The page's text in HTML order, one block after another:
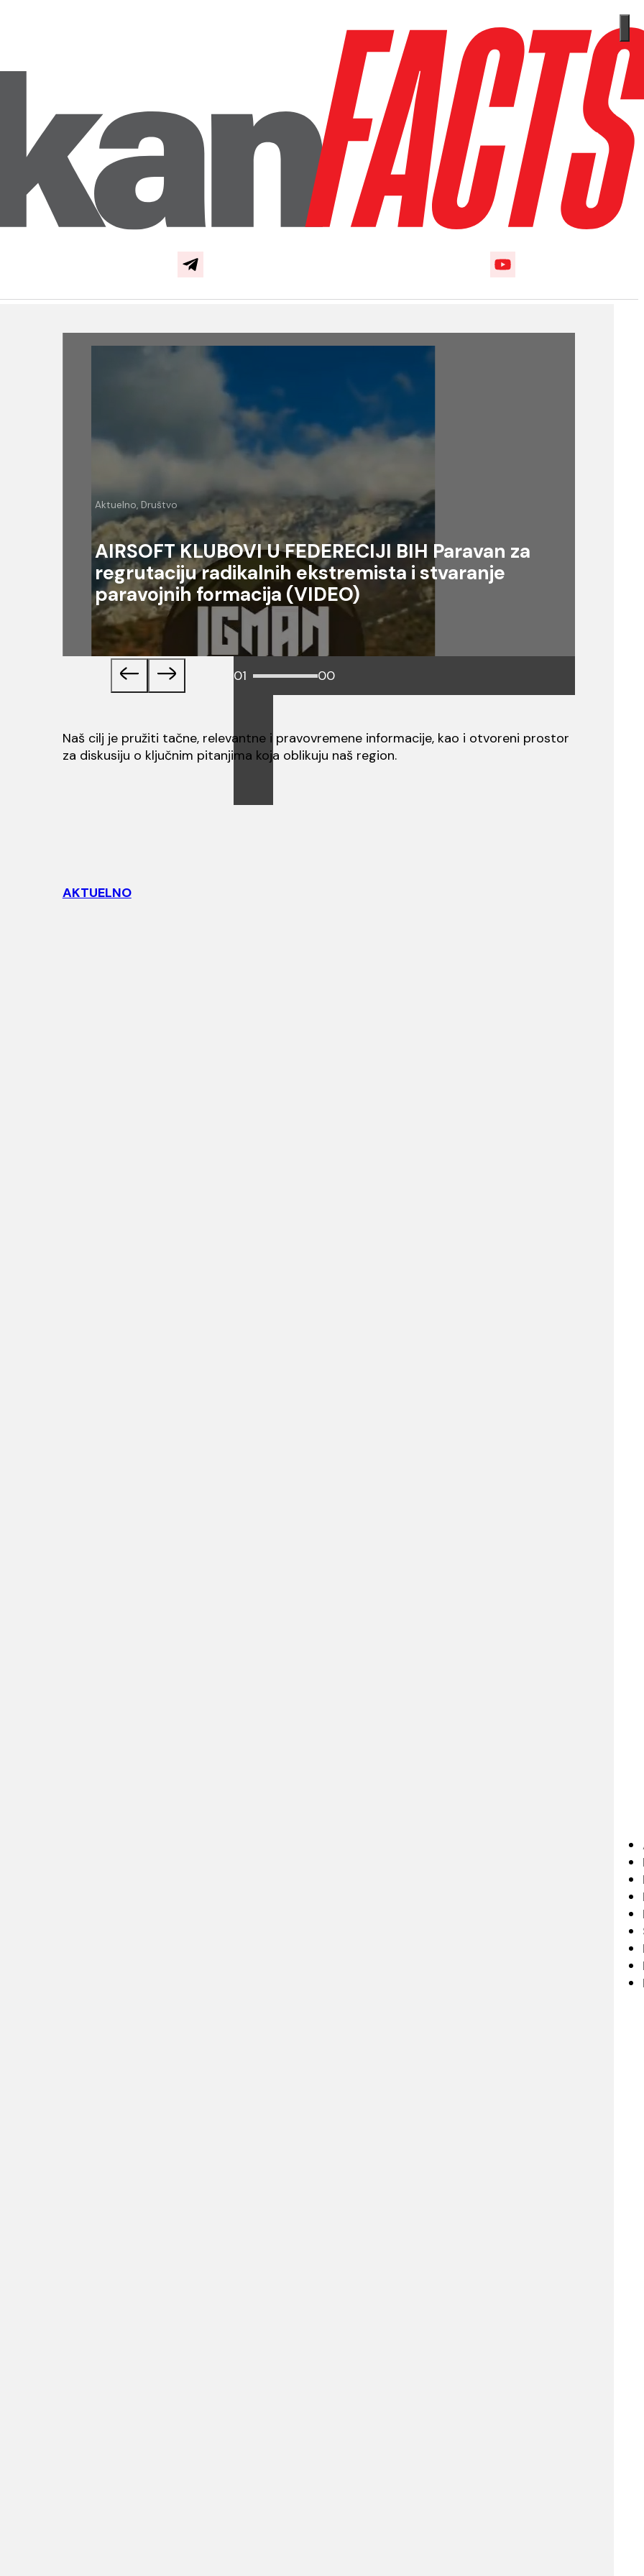
Follow us on Instagram Follow us on Instagram
AIRSOFT KLUBOVI U FEDERECIJI BIH Paravan za
regrutaciju radikalnih ekstremista i stvaranje
paravojnih formacija (VIDEO)
Aktuelno, Društvo
01 00
Naš cilj je pružiti tačne, relevantne i pravovremene informacije, kao i otvoreni prostor
za diskusiju o ključnim pitanjima koja oblikuju naš region.
AKTUELNO